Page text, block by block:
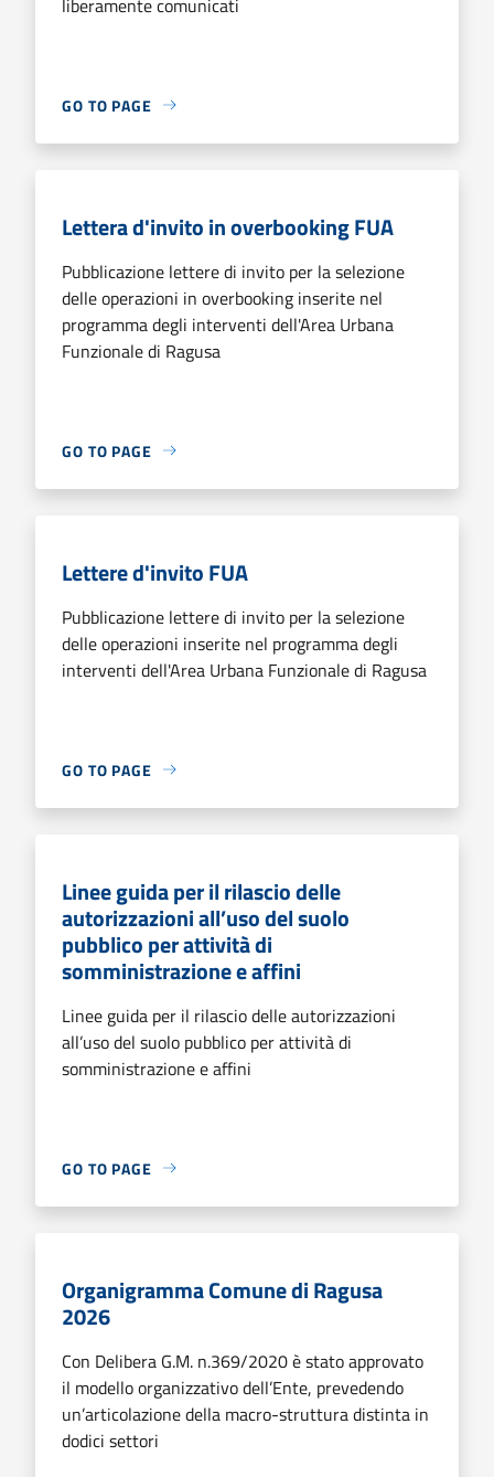
GO TO PAGE
Lettera d'invito in overbooking FUA
Pubblicazione lettere di invito per la selezione
delle operazioni in overbooking inserite nel
programma degli interventi dell'Area Urbana
Funzionale di Ragusa
GO TO PAGE
Lettere d'invito FUA
Pubblicazione lettere di invito per la selezione
delle operazioni inserite nel programma degli
interventi dell'Area Urbana Funzionale di Ragusa
GO TO PAGE
Linee guida per il rilascio delle
autorizzazioni all’uso del suolo
pubblico per attività di
somministrazione e affini
Linee guida per il rilascio delle autorizzazioni
all’uso del suolo pubblico per attività di
somministrazione e affini
GO TO PAGE
Organigramma Comune di Ragusa
2026
Con Delibera G.M. n.369/2020 è stato approvato
il modello organizzativo dell’Ente, prevedendo
un’articolazione della macro-struttura distinta in
dodici settori